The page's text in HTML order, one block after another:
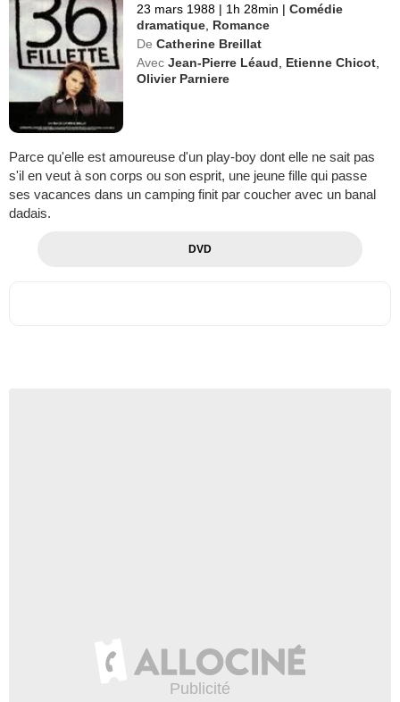
23 mars 1988 | 1h 28min | Comédie
dramatique Romance
De Catherine Breillat
Avec Jean-Pierre Léaud Etienne Chicot
Olivier Parniere
Parce qu'elle est amoureuse d'un play-boy dont elle ne sait pas
s'il en veut à son corps ou son esprit, une jeune fille qui passe
ses vacances dans un camping finit par coucher avec un banal
dadais.
DVD